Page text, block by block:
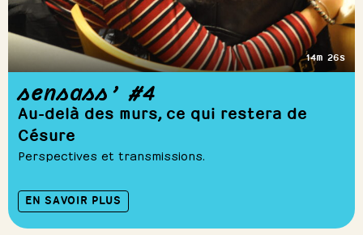
14m 26s
sensass’ #4
Au-delà des murs, ce qui restera de
Césure
Perspectives et transmissions.
EN SAVOIR PLUS